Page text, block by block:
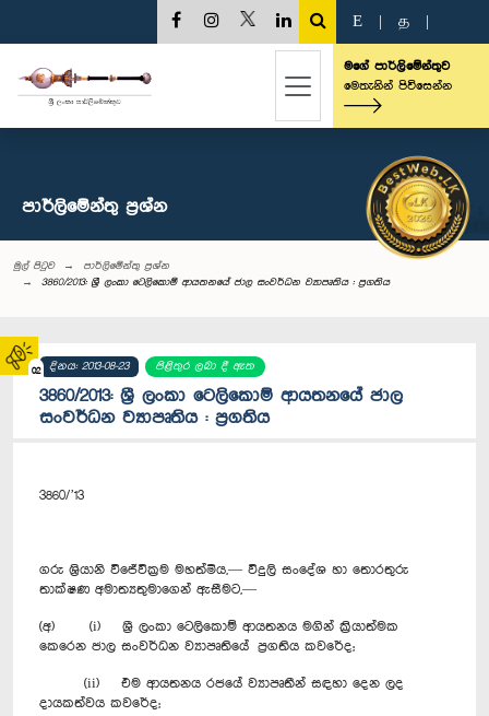
02
E த
මගේ පාර්ලිමේන්තුව
මෙතැනින් පිවිසෙන්න
පාර්ලි‌මේන්තු‌ ප්‍රශ්න
මුල් පිටුව
පාර්ලි‌මේන්තු‌ ප්‍රශ්න
3860/2013: ශ්‍රී ලංකා ටෙලිකොම් ආයතනයේ ජාල සංවර්ධන ව්‍යාපෘතිය : ප්‍රගතිය
දිනය: 2013-08-23 පිළිතුර ලබා දී ඇත
3860/2013: ශ්‍රී ලංකා ටෙලිකොම් ආයතනයේ ජාල
සංවර්ධන ව්‍යාපෘතිය : ප්‍රගතිය
3860/’13
ගරු ශ්‍රියානි විජේවික්‍රම මහත්මිය,— විදුලි සංදේශ හා තොරතුරු
තාක්ෂණ අමාත්‍යතුමාගෙන් ඇසීමට,—
(අ) (i) ශ්‍රී ලංකා ටෙලිකොම් ආයතනය මගින් ක්‍රියාත්මක
කෙරෙන ජාල සංවර්ධන ව්‍යාපෘතියේ ප්‍රගතිය කවරේද;
(ii) එම ආයතනය රජයේ ව්‍යාපෘතීන් සඳහා දෙන ලද
දායකත්වය කවරේද;